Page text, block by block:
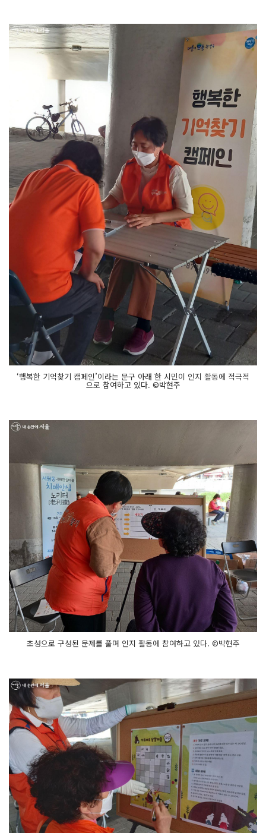
‘행복한 기억찾기 캠페인’이라는 문구 아래 한 시민이 인지 활동에 적극적
으로 참여하고 있다. ©박현주
초성으로 구성된 문제를 풀며 인지 활동에 참여하고 있다. ©박현주